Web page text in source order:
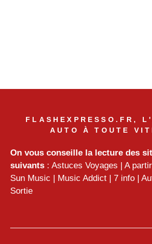
FLASHEXPRESSO.FR,
AUTO À TOUTE
On vous conseille la lecture des
suivants : Astuces Voyages | A
Sun Music | Music Addict | 7 info |
Sortie